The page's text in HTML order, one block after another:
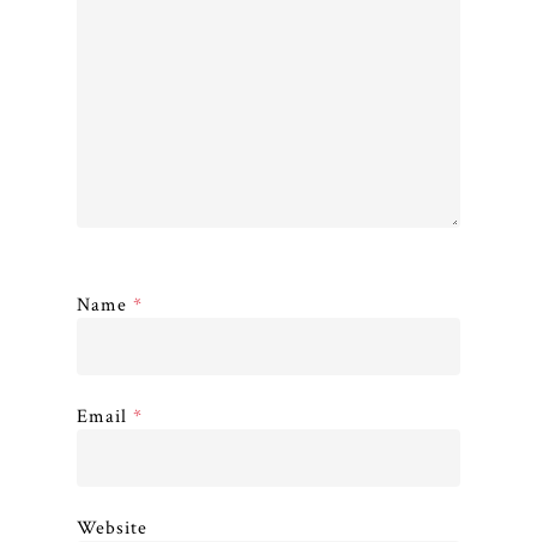
Name *
Email *
Website